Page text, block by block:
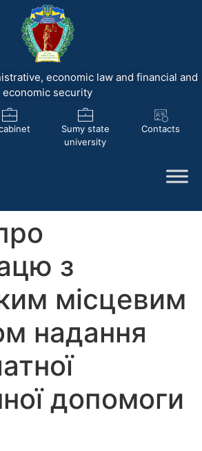
economic law and financial and
economic security
Sumy state
university
Contacts
з
місцевим
надання
допомоги